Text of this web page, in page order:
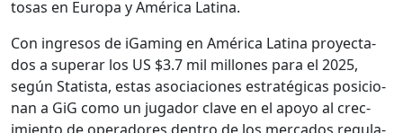
tosas en Europa y Améri­ca Lati­na.
Con ingre­sos de iGam­ing en Améri­ca Lati­na proyec­ta­
dos a super­ar los US $3.7 mil mil­lones para el 2025,
según Sta­tista, estas aso­cia­ciones estratég­i­cas posi­cio­
nan a GiG como un jugador clave en el apoyo al crec­
imien­to de oper­adores den­tro de los mer­ca­dos reg­u­la­